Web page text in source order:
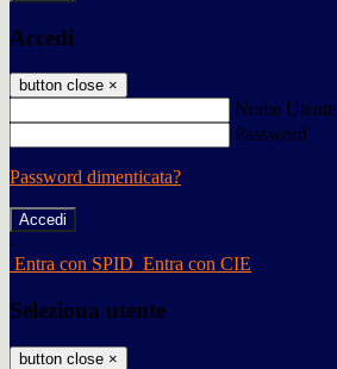
Accedi
button close ×
Nome Utente
Password
Password dimenticata?
-
Entra con SPID Entra con CIE
Seleziona utente
button close ×